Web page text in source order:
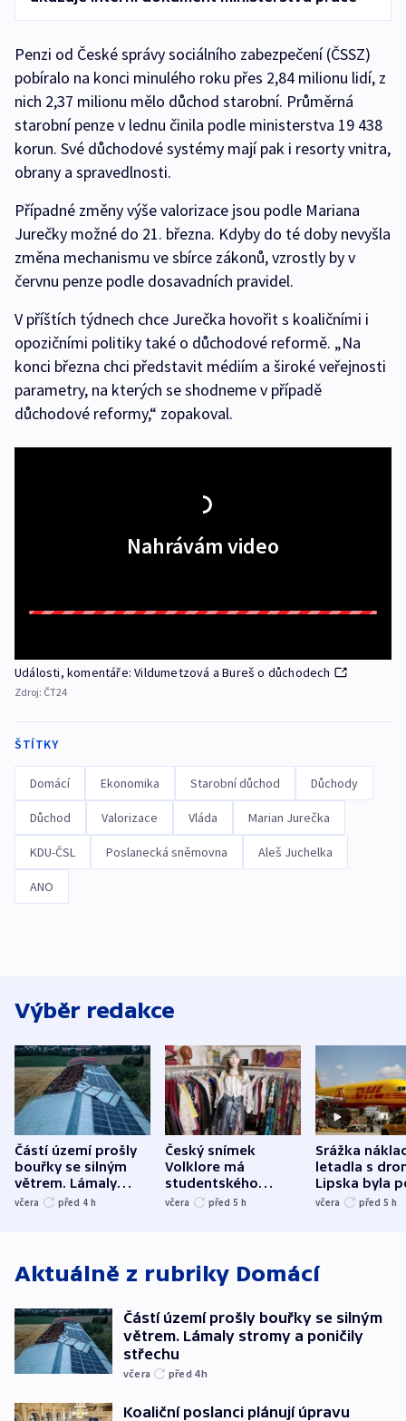
Penzi od České správy sociálního zabezpečení (ČSSZ)
pobíralo na konci minulého roku přes 2,84 milionu lidí, z
nich 2,37 milionu mělo důchod starobní. Průměrná
starobní penze v lednu činila podle ministerstva 19 438
korun. Své důchodové systémy mají pak i resorty vnitra,
obrany a spravedlnosti.
Případné změny výše valorizace jsou podle Mariana
Jurečky možné do 21. března. Kdyby do té doby nevyšla
změna mechanismu ve sbírce zákonů, vzrostly by v
červnu penze podle dosavadních pravidel.
V příštích týdnech chce Jurečka hovořit s koaličními i
opozičními politiky také o důchodové reformě. „Na
konci března chci představit médiím a široké veřejnosti
parametry, na kterých se shodneme v případě
důchodové reformy,“ zopakoval.
Nahrávám video
Události, komentáře: Vildumetzová a Bureš o důchodech
Zdroj: ČT24
ŠTÍTKY
Domácí Ekonomika Starobní důchod Důchody
Důchod Valorizace Vláda Marian Jurečka
KDU-ČSL Poslanecká sněmovna Aleš Juchelka
ANO
Výběr redakce
Částí území prošly
bouřky se silným
větrem. Lámaly
stromy a poničily
včera před 4 h
Český snímek
Volklore má
studentského
Oscara, zabojuje o
včera před 5 h
Srážka
letadla s
Lipska byla
německého
včera před 5 h
Aktuálně z rubriky Domácí
Částí území prošly bouřky se silným
větrem. Lámaly stromy a poničily
střechu
včera před 4h
Koaliční poslanci plánují úpravu